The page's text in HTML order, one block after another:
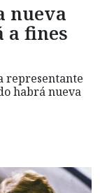
nueva
a fines
representante
habrá nueva